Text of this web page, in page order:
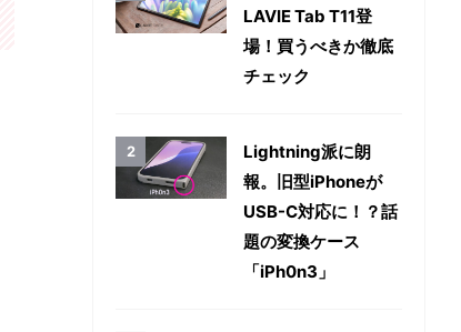
LAVIE Tab T11登
場！買うべきか徹底
チェック
Lightning派に朗
報。旧型iPhoneが
USB-C対応に！？話
題の変換ケース
「iPh0n3」